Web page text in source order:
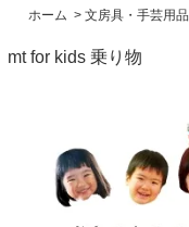
ホーム > 文房具・手芸用品
mt for kids 乗り物